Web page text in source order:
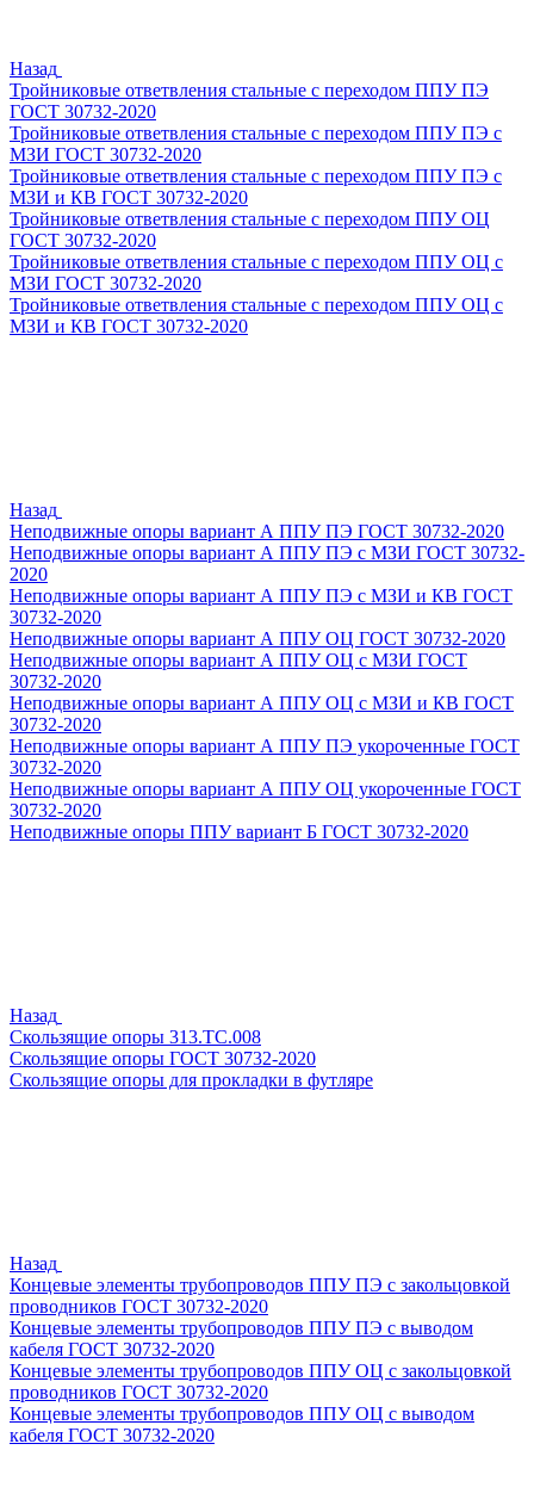
Назад
Тройниковые ответвления стальные с переходом ППУ ПЭ
ГОСТ 30732-2020
Тройниковые ответвления стальные с переходом ППУ ПЭ с
МЗИ ГОСТ 30732-2020
Тройниковые ответвления стальные с переходом ППУ ПЭ с
МЗИ и КВ ГОСТ 30732-2020
Тройниковые ответвления стальные с переходом ППУ ОЦ
ГОСТ 30732-2020
Тройниковые ответвления стальные с переходом ППУ ОЦ с
МЗИ ГОСТ 30732-2020
Тройниковые ответвления стальные с переходом ППУ ОЦ с
МЗИ и КВ ГОСТ 30732-2020
Назад
Неподвижные опоры вариант А ППУ ПЭ ГОСТ 30732-2020
Неподвижные опоры вариант А ППУ ПЭ с МЗИ ГОСТ 30732-
2020
Неподвижные опоры вариант А ППУ ПЭ с МЗИ и КВ ГОСТ
30732-2020
Неподвижные опоры вариант А ППУ ОЦ ГОСТ 30732-2020
Неподвижные опоры вариант А ППУ ОЦ с МЗИ ГОСТ
30732-2020
Неподвижные опоры вариант А ППУ ОЦ с МЗИ и КВ ГОСТ
30732-2020
Неподвижные опоры вариант А ППУ ПЭ укороченные ГОСТ
30732-2020
Неподвижные опоры вариант А ППУ ОЦ укороченные ГОСТ
30732-2020
Неподвижные опоры ППУ вариант Б ГОСТ 30732-2020
Назад
Скользящие опоры 313.ТС.008
Скользящие опоры ГОСТ 30732-2020
Скользящие опоры для прокладки в футляре
Назад
Концевые элементы трубопроводов ППУ ПЭ с закольцовкой
проводников ГОСТ 30732-2020
Концевые элементы трубопроводов ППУ ПЭ с выводом
кабеля ГОСТ 30732-2020
Концевые элементы трубопроводов ППУ ОЦ с закольцовкой
проводников ГОСТ 30732-2020
Концевые элементы трубопроводов ППУ ОЦ с выводом
кабеля ГОСТ 30732-2020